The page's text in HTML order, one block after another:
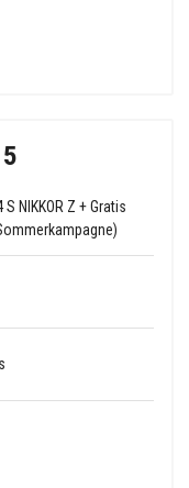
NIKKOR Z + Gratis